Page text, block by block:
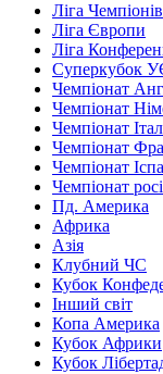
Ліга Чемпіонів
Ліга Європи
Ліга
Суперкубок
Чемпіонат
Чемпіонат
Чемпіонат
Чемпіонат
Чемпіонат
Чемпіонат
Пд. Америка
Африка
Азія
Клубний ЧС
Кубок
Інший світ
Копа Америка
Кубок Африки
Кубок